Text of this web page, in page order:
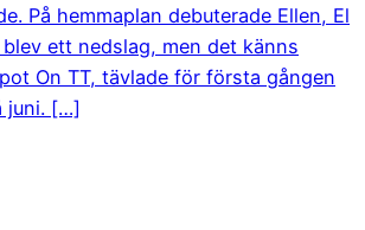
På hemmaplan debuterade Ellen, El
ett nedslag, men det känns
On TT, tävlade för första gången
juni. […]